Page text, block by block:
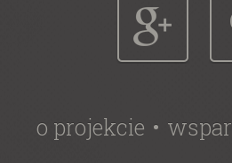
o projekcie